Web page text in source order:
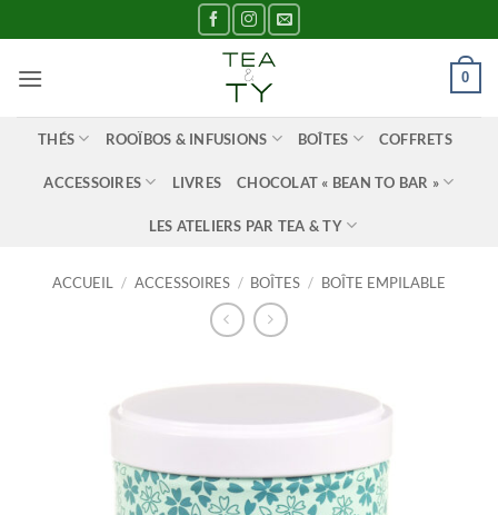
au
contenu
0
THÉS ROOÏBOS & INFUSIONS BOÎTES COFFRETS
ACCESSOIRES LIVRES CHOCOLAT « BEAN TO BAR »
LES ATELIERS PAR TEA & TY
ACCUEIL / ACCESSOIRES / BOÎTES / BOÎTE EMPILABLE